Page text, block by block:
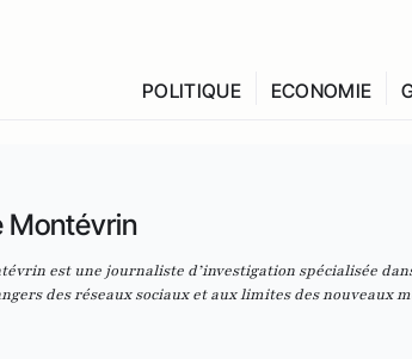
POLITIQUE ECONOMIE
Montévrin
est une journaliste d’investigation spécialisée
des réseaux sociaux et aux limites des nouveaux